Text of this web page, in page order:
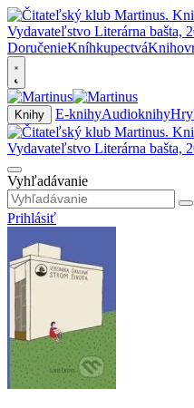
DoručenieKníhkupectvá
Knihy E-knihyAudioknihyHry
Vyhľadávanie
Prihlásiť